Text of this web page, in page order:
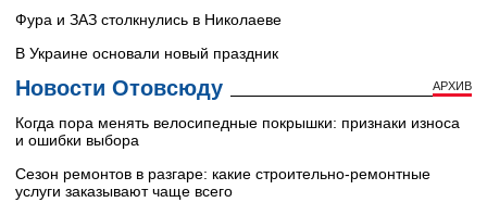
Фура и ЗАЗ столкнулись в Николаеве
В Украине основали новый праздник
Новости Отовсюду АРХИВ
Когда пора менять велосипедные покрышки: признаки износа
и ошибки выбора
Сезон ремонтов в разгаре: какие строительно-ремонтные
услуги заказывают чаще всего